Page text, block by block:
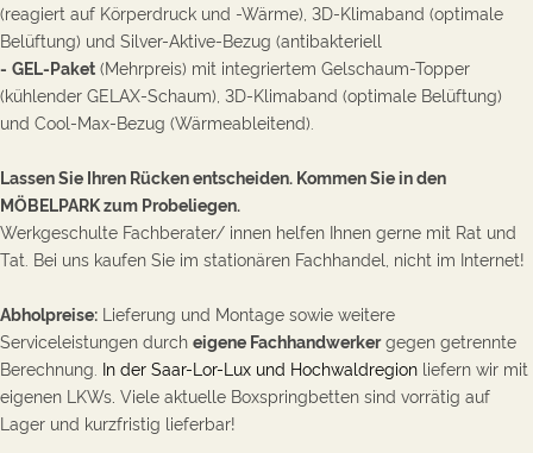
(reagiert auf Körperdruck und -Wärme), 3D-Klimaband (optimale
Belüftung) und Silver-Aktive-Bezug (antibakteriell
- GEL-Paket (Mehrpreis) mit integriertem Gelschaum-Topper
(kühlender GELAX-Schaum), 3D-Klimaband (optimale Belüftung)
und Cool-Max-Bezug (Wärmeableitend).
Lassen Sie Ihren Rücken entscheiden. Kommen Sie in den
MÖBELPARK zum Probeliegen.
Werkgeschulte Fachberater/ innen helfen Ihnen gerne mit Rat und
Tat. Bei uns kaufen Sie im stationären Fachhandel, nicht im Internet!
Abholpreise: Lieferung und Montage sowie weitere
Serviceleistungen durch eigene Fachhandwerkergegen getrennte
Berechnung. In der Saar-Lor-Lux und Hochwaldregion liefern wir mit
eigenen LKWs Viele aktuelle Boxspringbetten sind vorrätig auf
Lager und kurzfristig lieferbar!